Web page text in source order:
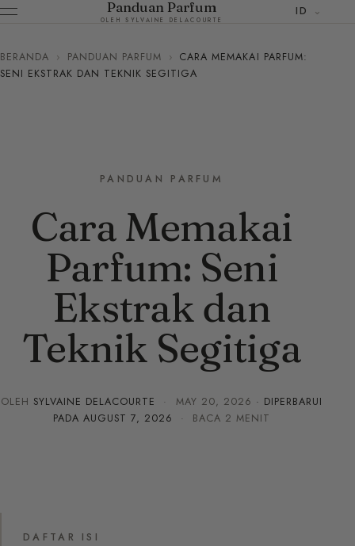
Panduan Parfum
OLEH SYLVAINE DELACOURTE
ID
BERANDA › PANDUAN PARFUM › CARA MEMAKAI PARFUM:
SENI EKSTRAK DAN TEKNIK SEGITIGA
PANDUAN PARFUM
Cara Memakai
Parfum: Seni
Ekstrak dan
Teknik Segitiga
OLEH SYLVAINE DELACOURTE · MAY 20, 2026 · DIPERBARUI
PADA AUGUST 7, 2026 · BACA 2 MENIT
DAFTAR ISI